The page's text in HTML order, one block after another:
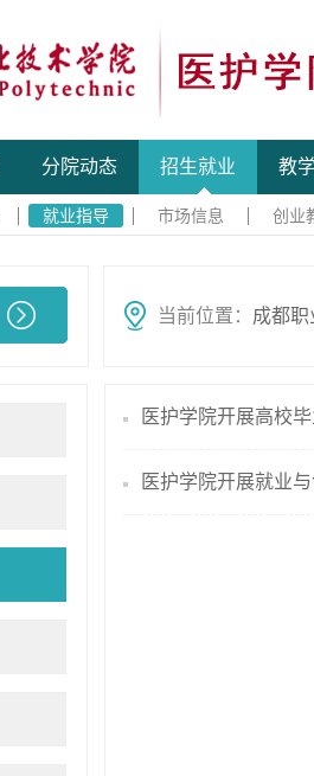
分院动态 招生就业 教
就业指导 市场信息 创业
当前位置： 成都
医护学院开展高校
医护学院开展就业